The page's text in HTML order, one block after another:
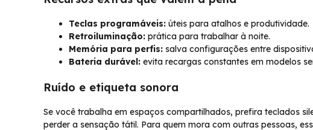
Teclas programáveis: úteis para atalhos e produtividade.
Retroiluminação: prática para trabalhar à noite.
Memória para perfis: salva configurações entre
Bateria durável: evita recargas constantes em modelos
Ruído e etiqueta sonora
Se você trabalha em espaços compartilhados, prefira teclados
perder a sensação tátil. Para quem mora com outras pessoas,